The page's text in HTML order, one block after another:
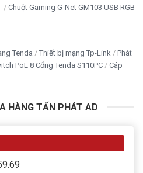
Chuột Gaming G-Net GM103 USB RGB
Tenda Thiết bị mạng Tp-Link
Phát
PoE 8 Cổng Tenda S110PC
Cáp
HÀNG TẤN PHÁT AD